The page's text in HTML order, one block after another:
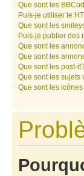
Que sont les
Puis-je utiliser le
Que sont les
Puis-je publier des
Que sont les
Que sont les
Que sont les post-
Que sont les sujets
Que sont les